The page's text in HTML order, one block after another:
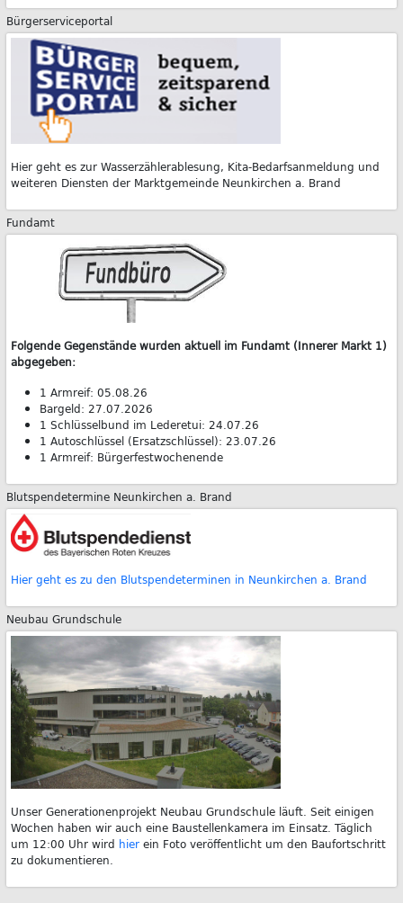
Bürgerserviceportal
Hier geht es zur Wasserzählerablesung, Kita-Bedarfsanmeldung und
weiteren Diensten der Marktgemeinde Neunkirchen a. Brand
Fundamt
Folgende Gegenstände wurden aktuell im Fundamt (Innerer Markt 1)
abgegeben:
1 Armreif: 05.08.26
Bargeld: 27.07.2026
1 Schlüsselbund im Lederetui: 24.07.26
1 Autoschlüssel (Ersatzschlüssel): 23.07.26
1 Armreif: Bürgerfestwochenende
Blutspendetermine Neunkirchen a. Brand
Hier geht es zu den Blutspendeterminen in Neunkirchen a. Brand
Neubau Grundschule
Unser Generationenprojekt Neubau Grundschule läuft. Seit einigen
Wochen haben wir auch eine Baustellenkamera im Einsatz. Täglich
um 12:00 Uhr wird hier ein Foto veröffentlicht um den Baufortschritt
zu dokumentieren.